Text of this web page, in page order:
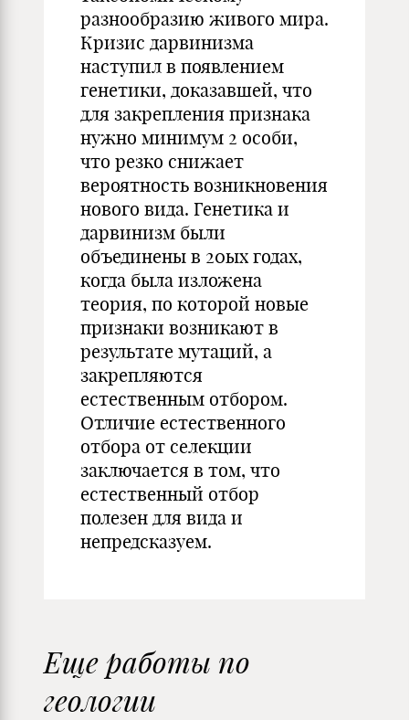
разнообразию живого мира.
Кризис дарвинизма
наступил в появлением
генетики, доказавшей, что
для закрепления признака
нужно минимум 2 особи,
что резко снижает
вероятность возникновения
нового вида. Генетика и
дарвинизм были
объединены в 20ых годах,
когда была изложена
теория, по которой новые
признаки возникают в
результате мутаций, а
закрепляются
естественным отбором.
Отличие естественного
отбора от селекции
заключается в том, что
естественный отбор
полезен для вида и
непредсказуем.
Еще работы по
геологии